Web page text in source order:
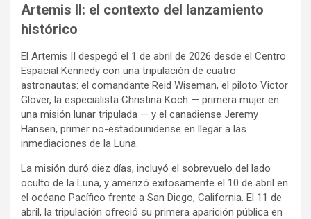
Artemis II: el contexto del lanzamiento
histórico
El Artemis II despegó el 1 de abril de 2026 desde el Centro
Espacial Kennedy con una tripulación de cuatro
astronautas: el comandante Reid Wiseman, el piloto Victor
Glover, la especialista Christina Koch — primera mujer en
una misión lunar tripulada — y el canadiense Jeremy
Hansen, primer no-estadounidense en llegar a las
inmediaciones de la Luna.
La misión duró diez días, incluyó el sobrevuelo del lado
oculto de la Luna, y amerizó exitosamente el 10 de abril en
el océano Pacífico frente a San Diego, California. El 11 de
abril, la tripulación ofreció su primera aparición pública en